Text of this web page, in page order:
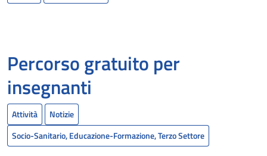
Percorso gratuito per
insegnanti
Attività
Notizie
Socio-Sanitario, Educazione-Formazione, Terzo Settore